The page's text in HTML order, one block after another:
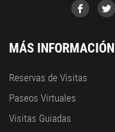
MÁS INFORMACIÓN
Reservas de Visitas
Paseos Virtuales
Visitas Guiadas